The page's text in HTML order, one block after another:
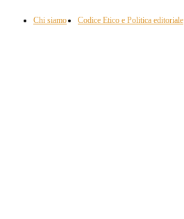
Chi siamo Codice Etico e Politica editoriale